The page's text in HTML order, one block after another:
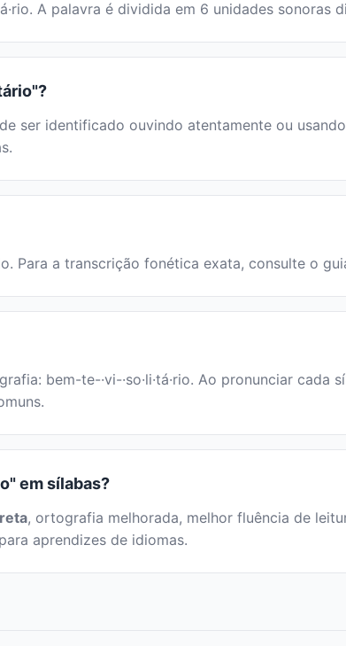
A palavra é dividida em 6 unidades
ser identificado ouvindo atentamente ou
Para a transcrição fonética exata, consulte o
bem-te-·vi-·so·li·tá·rio. Ao pronunciar cada
em sílabas?
, ortografia melhorada, melhor fluência de
aprendizes de idiomas.